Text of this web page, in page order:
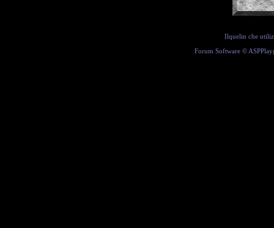
Ilquelin che
Forum Software ©